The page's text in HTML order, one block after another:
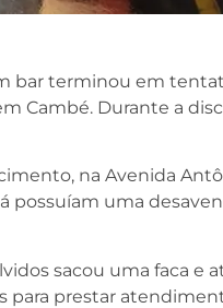
bar terminou em
Cambé. Durante a
na Avenida
possuíam uma
sacou uma faca e
para prestar